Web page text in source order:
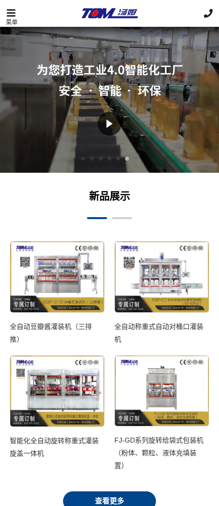
菜单
新品展示
全自动豆瓣酱灌装机（三排
推）
全自动称重式自动对桶口灌装
机
智能化全自动旋转称重式灌装
旋盖一体机
FJ-GD系列旋转给袋式包装机
（粉体、颗粒、液体充填装
置）
查看更多